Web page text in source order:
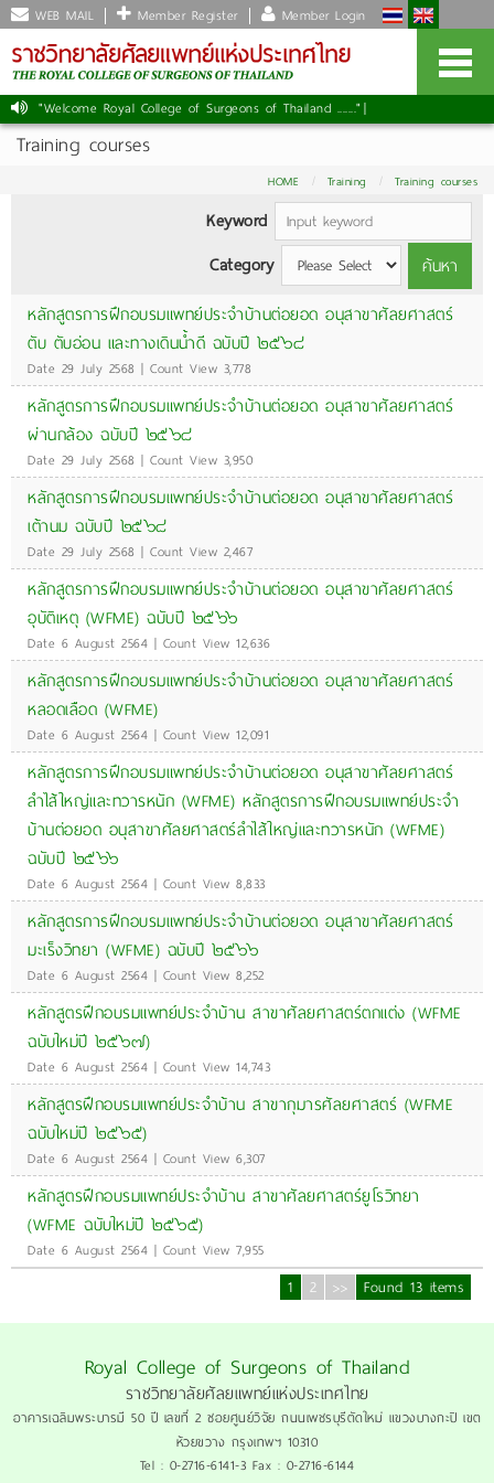
WEB MAIL Member Register Member Login
"Welcome Royal College of Surgeons of Thailand ......." |
Training courses
HOME Training Training courses
Keyword
Category
ค้นหา
หลักสูตรการฝึกอบรมแพทย์ประจำบ้านต่อยอด อนุสาขาศัลยศาสตร์
ตับ ตับอ่อน และทางเดินน้ำดี ฉบับปี ๒๕๖๘
Date 29 July 2568 | Count View 3,778
หลักสูตรการฝึกอบรมแพทย์ประจำบ้านต่อยอด อนุสาขาศัลยศาสตร์
ผ่านกล้อง ฉบับปี ๒๕๖๘
Date 29 July 2568 | Count View 3,950
หลักสูตรการฝึกอบรมแพทย์ประจำบ้านต่อยอด อนุสาขาศัลยศาสตร์
เต้านม ฉบับปี ๒๕๖๘
Date 29 July 2568 | Count View 2,467
หลักสูตรการฝึกอบรมแพทย์ประจำบ้านต่อยอด อนุสาขาศัลยศาสตร์
อุบัติเหตุ (WFME) ฉบับปี ๒๕๖๖
Date 6 August 2564 | Count View 12,636
หลักสูตรการฝึกอบรมแพทย์ประจำบ้านต่อยอด อนุสาขาศัลยศาสตร์
หลอดเลือด (WFME)
Date 6 August 2564 | Count View 12,091
หลักสูตรการฝึกอบรมแพทย์ประจำบ้านต่อยอด อนุสาขาศัลยศาสตร์
ลำไส้ใหญ่และทวารหนัก (WFME) หลักสูตรการฝึกอบรมแพทย์ประจำ
บ้านต่อยอด อนุสาขาศัลยศาสตร์ลำไส้ใหญ่และทวารหนัก (WFME)
ฉบับปี ๒๕๖๖
Date 6 August 2564 | Count View 8,833
หลักสูตรการฝึกอบรมแพทย์ประจำบ้านต่อยอด อนุสาขาศัลยศาสตร์
มะเร็งวิทยา (WFME) ฉบับปี ๒๕๖๖
Date 6 August 2564 | Count View 8,252
หลักสูตรฝึกอบรมแพทย์ประจำบ้าน สาขาศัลยศาสตร์ตกแต่ง (WFME
ฉบับใหม่ปี ๒๕๖๗)
Date 6 August 2564 | Count View 14,743
หลักสูตรฝึกอบรมแพทย์ประจำบ้าน สาขากุมารศัลยศาสตร์ (WFME
ฉบับใหม่ปี ๒๕๖๕)
Date 6 August 2564 | Count View 6,307
หลักสูตรฝึกอบรมแพทย์ประจำบ้าน สาขาศัลยศาสตร์ยูโรวิทยา
(WFME ฉบับใหม่ปี ๒๕๖๕)
Date 6 August 2564 | Count View 7,955
1 2 >> Found 13 items
Royal College of Surgeons of Thailand
ราชวิทยาลัยศัลยแพทย์แห่งประเทศไทย
อาคารเฉลิมพระบารมี 50 ปี เลขที่ 2 ซอยศูนย์วิจัย ถนนเพชรบุรีตัดใหม่ แขวงบางกะปิ เขต
ห้วยขวาง กรุงเทพฯ 10310
Tel : 0-2716-6141-3 Fax : 0-2716-6144